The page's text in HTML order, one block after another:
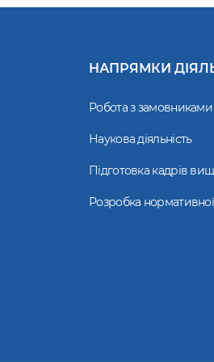
НАПРЯМКИ
Робота з замовниками
Наукова діяльність
Підготовка кадрів
Розробка